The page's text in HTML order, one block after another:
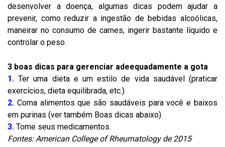
desenvolver a doença, algumas dicas podem ajudar a
prevenir, como reduzir a ingestão de bebidas alcoólicas,
maneirar no consumo de carnes, ingerir bastante líquido e
controlar o peso.
3 boas dicas para gerenciar adeequadamente a gota
1. Ter uma dieta e um estilo de vida saudável (praticar
exercícios, dieta equilibrada, etc.)
2. Coma alimentos que são saudáveis para você e baixos
em purinas (ver também Boas dicas abaixo).
3. Tome seus medicamentos.
Fontes: American College of Rheumatology de 2015